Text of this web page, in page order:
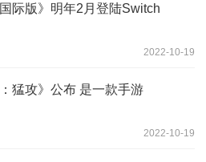
际版》明年2月登陆Switch
2022-10-19
猛攻》公布 是一款手游
2022-10-19